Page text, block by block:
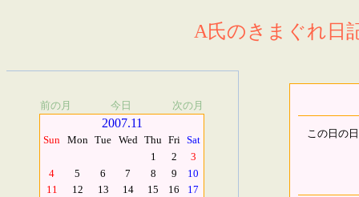
A氏のきまぐれ日
前の月 今日 次の月
2007.11
Sun Mon Tue Wed Thu Fri Sat
1
2
3
4
5 6 7 8 9
10
11
12 13 14 15 16
17
この日の